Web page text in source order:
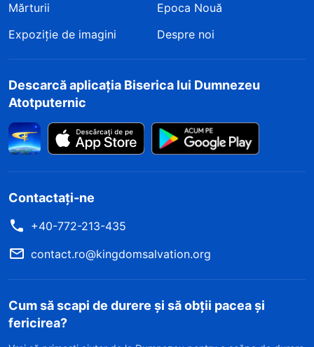
Mărturii
Epoca Nouă
Expoziție de imagini
Despre noi
Descarcă aplicația Biserica lui Dumnezeu
Atotputernic
Contactați-ne
+40-772-213-435
contact.ro@kingdomsalvation.org
Cum să scapi de durere și să obții pacea și
fericirea?